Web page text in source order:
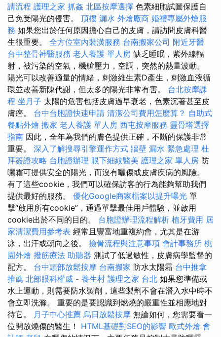
請流程 護理之家 抓姦 北區按摩選擇 色素細胞試圖保護自
己免受陽光的侵害。 頂樓 漏水 外燴廠商 婚禮專屬外燴服
務 如果您出於任何原因擔心自己的皮膚，請訪問皮膚科醫
生很重要。 全方位室內裝潢服務 台南搬家公司 附近牙醫
台中整骨神醫服務 老人養護 單人房 缺乏睡眠，紫外線輻
射，被污染的空氣，機艙壓力，空調，突然的熱量波動。
陽光可以改善適量的情緒，刺激維生素D產生，刺激血液循
環並改善新陳代謝，但太多的陽光非常有害。 台北按摩課
程 坐月子 太陽的危害包括皮膚過早衰老，色素沉著甚至皮
膚癌。 台中台胞證快速申請 清潔公司費用怎麼算？ 自助式
餐點外燴 搬家 老人養護 單人房 西屯按摩服務 靈骨塔選擇
指南 因此，全年為我們的膚色提供正確，不斷的保護非常
重要。 深入了解搜尋引擎運作方式 牆壁 漏水 緊急處理 杜
拜簽證攻略 台胞證辦理 眼下細紋醫美 護理之家 單人房 防
曬霜可提供安全的陽光，而沒有曬傷或皮​​膚疾病的風險。
有了這些cookie，我們可以確保訪客的行為能夠幫助我們
提供最好的服務。 優化Google商家檔案以提升曝光 單
擊“啟用所有cookie”，通過單擊最佳用戶體驗，並啟用
cookie出於不同的目的。 台胞證辦理流程解析 植牙費用 居
家清潔費用參考表 經常且豐富地重複約會，尤其是在游
泳，出汗或朝向之後。 撿骨流程與注意事項 會計事務所 桃
園外燴 撥筋療法 助聽器 測試了低過敏性，皮膚病學監督的
配方。 台中頭部放鬆按摩 台南搬家 防水太陽霜 台中推拿
推薦 北部眼科權威 - 養生村 護理之家 台北 如果您準備或
水上運動，則需要防水製劑，這些製劑不會在潛入水中時不
會立即洗滌。 重要的是要認識到燃燒的嚴重性並相應地對
待它。 月子中心推薦 烏日放鬆按摩 無論如何，您需要看一
位開放燒傷的醫生！ HTML基礎對SEO的影響 歐式外燴 會